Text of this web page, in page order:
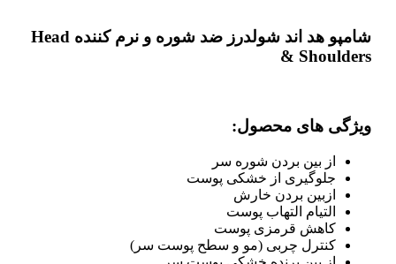
شامپو هد اند شولدرز ضد شوره و نرم کننده Head
& Shoulders
ویژگی های محصول:
از بین بردن شوره سر
جلوگیری از خشکی پوست
ازبین بردن خارش
التیام التهاب پوست
کاهش قرمزی پوست
کنترل چربی (مو و سطح پوست سر)